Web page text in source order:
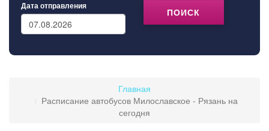
Дата отправления
ПОИСК
Главная
Расписание автобусов Милославское - Рязань на
сегодня